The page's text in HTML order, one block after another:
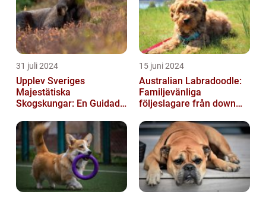
31 juli 2024
Upplev Sveriges
Majestätiska
Skogskungar: En Guidad
15 juni 2024
Australian Labradoodle:
Familjevänliga
följeslagare från down